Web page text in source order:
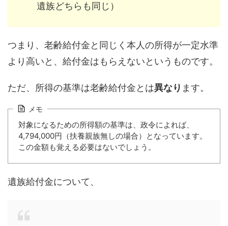
遺族どちらも同じ）
つまり、老齢給付金と同じく本人の所得が一定水準
より高いと、給付金はもらえないというものです。
ただ、所得の基準は老齢給付金とは異なり ます。
メモ
対象になるための所得額の基準は、政令によれば、
4,794,000円（扶養親族無しの場合）となっています。
この金額も覚える必要はないでしょう。
遺族給付金について、